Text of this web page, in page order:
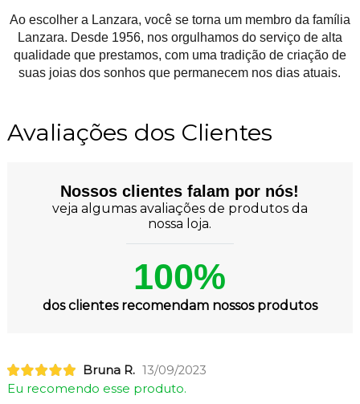
Ao escolher a Lanzara, você se torna um membro da família
Lanzara. Desde 1956, nos orgulhamos do serviço de alta
qualidade que prestamos, com uma tradição de criação de
suas joias dos sonhos que permanecem nos dias atuais.
Avaliações dos Clientes
Nossos clientes falam por nós!
veja algumas avaliações de produtos da
nossa loja.
100%
dos clientes recomendam nossos produtos
Bruna R. 13/09/2023
Eu recomendo esse produto.